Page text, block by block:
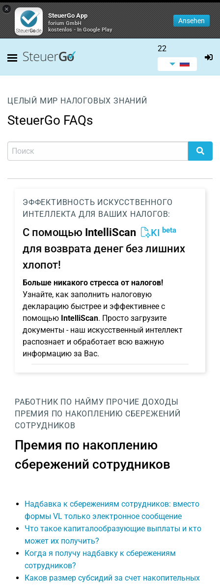
×
SteuerGo App
forium GmbH
kostenlos - In Google Play
Ansehen
22
ЦЕЛЫЙ МИР НАЛОГОВЫХ ЗНАНИЙ
SteuerGo FAQs
ЭФФЕКТИВНОСТЬ ИСКУССТВЕННОГО
ИНТЕЛЛЕКТА ДЛЯ ВАШИХ НАЛОГОВ:
С помощью IntelliScan KI beta
для возврата денег без лишних
хлопот!
Больше никакого стресса от налогов!
Узнайте, как заполнить налоговую
декларацию быстрее и эффективнее с
помощью IntelliScan. Просто загрузите
документы - наш искусственный интеллект
распознает и обработает всю важную
информацию за Вас.
РАБОТНИК ПО НАЙМУ ПРОЧИЕ ДОХОДЫ
ПРЕМИЯ ПО НАКОПЛЕНИЮ СБЕРЕЖЕНИЙ
СОТРУДНИКОВ
Премия по накоплению
сбережений сотрудников
Надбавка к сбережениям сотрудников: вместо
формы VL только электронное сообщение
Что такое капиталообразующие выплаты и кто
может их получить?
Когда я получу надбавку к сбережениям
сотрудников?
Каков размер субсидий за счет накопительных